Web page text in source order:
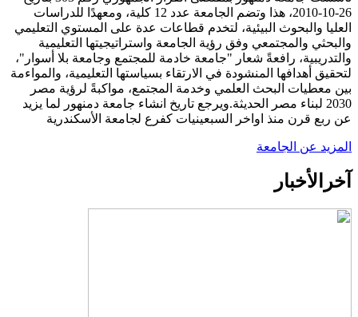
26-10-2010، هذا وتضم الجامعة عدد 12 كلية، ومعهدًا للدراسات
العليا والبحوث البيئية، لتخدم قطاعات عدة على المستوي التعليمي
والبحثي والمجتمعي وفق رؤية الجامعة واستراتيجيتها التعليمية
والتدريبية، رافعةً شعار "جامعة خادمة للمجتمع وجامعة بلا أسوار"،
لتحقيق أهدافها المنشودة في الارتقاء بسياستها التعليمية، والمواءمة
بين معطيات البحث العلمي وخدمة المجتمع، مواكبةً لرؤية مصر
2030 لبناء مصر الحديثة.ويرجع تاريخ انشاء جامعة دمنهور لما يزيد
عن ربع قرن منذ اواخر السبعينيات كفرع لجامعة الأسكندرية
المزيد عن الجامعة
آخر الأخبار